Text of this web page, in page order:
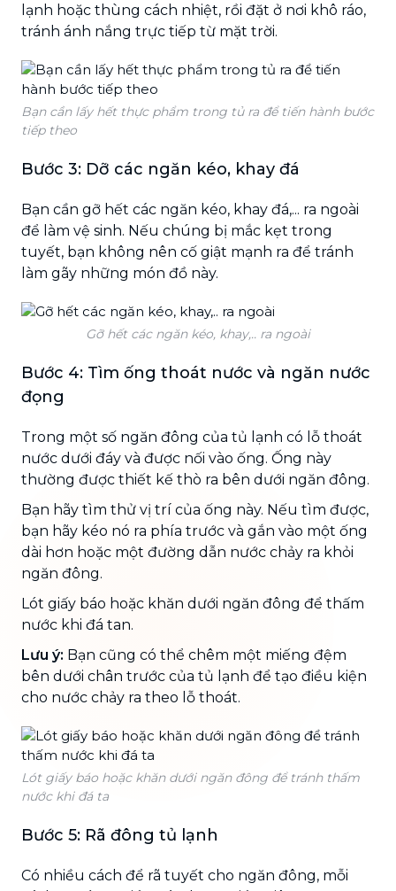
lạnh hoặc thùng cách nhiệt, rồi đặt ở nơi khô ráo,
tránh ánh nắng trực tiếp từ mặt trời.
Bạn cần lấy hết thực phẩm trong tủ ra để tiến hành bước
tiếp theo
Bước 3: Dỡ các ngăn kéo, khay đá
Bạn cần gỡ hết các ngăn kéo, khay đá,... ra ngoài
để làm vệ sinh. Nếu chúng bị mắc kẹt trong
tuyết, bạn không nên cố giật mạnh ra để tránh
làm gãy những món đồ này.
Gỡ hết các ngăn kéo, khay,.. ra ngoài
Bước 4: Tìm ống thoát nước và ngăn nước
đọng
Trong một số ngăn đông của tủ lạnh có lỗ thoát
nước dưới đáy và được nối vào ống. Ống này
thường được thiết kế thò ra bên dưới ngăn đông.
Bạn hãy tìm thử vị trí của ống này. Nếu tìm được,
bạn hãy kéo nó ra phía trước và gắn vào một ống
dài hơn hoặc một đường dẫn nước chảy ra khỏi
ngăn đông.
Lót giấy báo hoặc khăn dưới ngăn đông để thấm
nước khi đá tan.
Lưu ý: Bạn cũng có thể chêm một miếng đệm
bên dưới chân trước của tủ lạnh để tạo điều kiện
cho nước chảy ra theo lỗ thoát.
Lót giấy báo hoặc khăn dưới ngăn đông để tránh thấm
nước khi đá ta
Bước 5: Rã đông tủ lạnh
Có nhiều cách để rã tuyết cho ngăn đông, mỗi